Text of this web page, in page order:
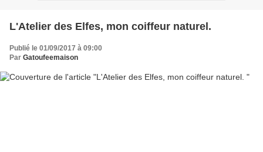
L'Atelier des Elfes, mon coiffeur naturel.
Publié le 01/09/2017 à 09:00
Par Gatoufeemaison